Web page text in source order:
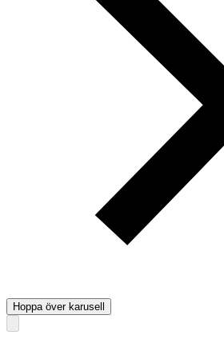
Hoppa över karusell